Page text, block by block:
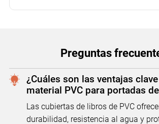
Preguntas
¿Cuáles son las ventajas
material PVC para portadas
Las cubiertas de libros de PVC
durabilidad, resistencia al agua y